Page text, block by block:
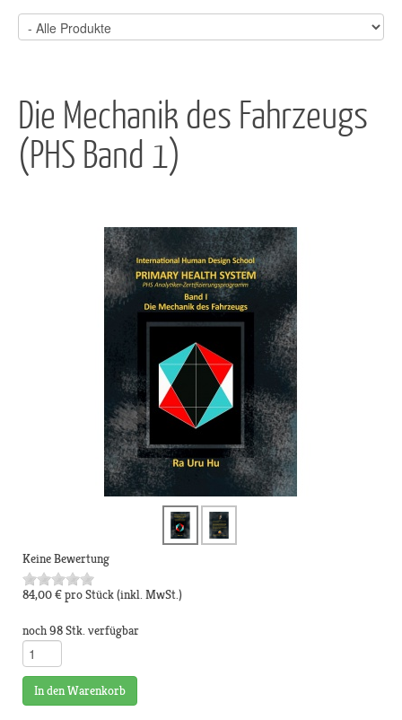
Die Mechanik des Fahrzeugs
(PHS Band 1)
Keine Bewertung
84,00 €pro Stück(inkl. MwSt.)
noch 98 Stk. verfügbar
In den Warenkorb